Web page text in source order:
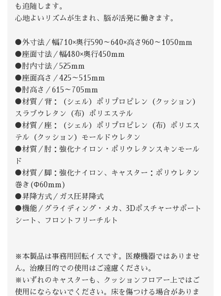
も追随します。
心地よいリズムが生まれ、脳が活発に働きます。
●外寸法／幅710×奥行590～640×高さ960～1050mm
●座面寸法／幅480×奥行450mm
●肘内寸法／525mm
●座面高さ／425～515mm
●肘高さ／615～705mm
●材質／背：（シェル）ポリプロピレン（クッション）
スラブウレタン（布）ポリエステル
●材質／座：（シェル）ポリプロピレン（布）ポリエス
テル（クッション）モールドウレタン
●材質／肘：強化ナイロン・ポリウレタンスキンモール
ド
●材質／脚：強化ナイロン、キャスター：ポリウレタン
巻き(Φ60mm)
●昇降方式／ガス圧昇降式
●機能／グライディング・メカ、3Dポスチャーサポート
シート、フロントフリーチルト
※本製品は事務用回転イスです。医療機器ではありませ
ん。治療目的での使用はご遠慮ください。
※いずれのキャスターも、クッションフロアー上ではご
使用にならないでください。床を傷つける場合がありま